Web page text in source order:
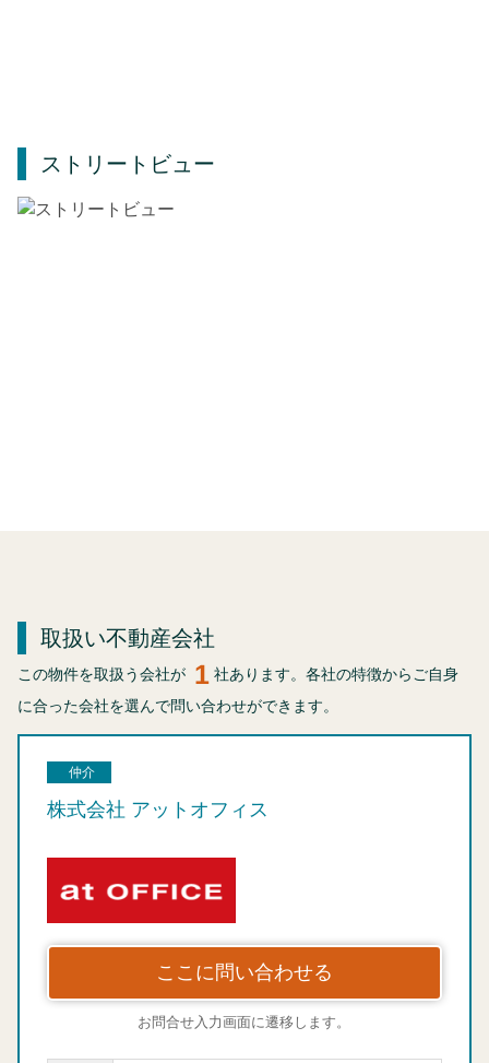
ストリートビュー
取扱い不動産会社
この物件を取扱う会社が 1 社あります。各社の特徴からご自身
に合った会社を選んで問い合わせができます。
仲介
株式会社 アットオフィス
ここに問い合わせる
お問合せ入力画面に遷移します。